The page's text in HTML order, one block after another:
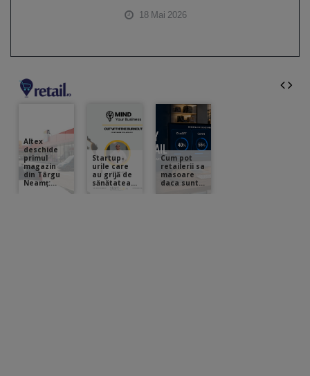
18 Mai 2026